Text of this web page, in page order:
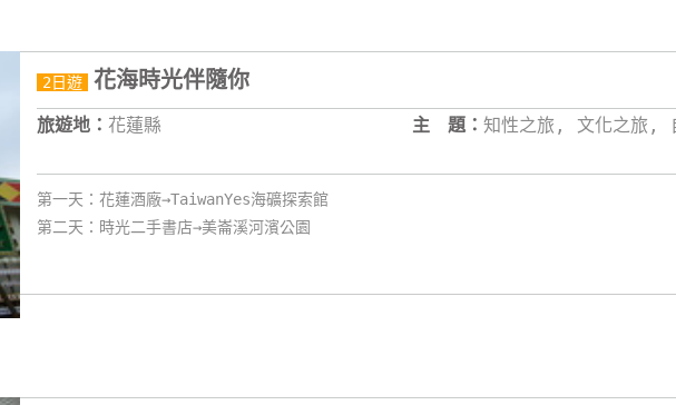
2日遊 花海時光伴隨你
旅遊地： 花蓮縣 主 題： 知性之旅, 文化之旅,
第一天：花蓮酒廠→TaiwanYes海礦探索館
第二天：時光二手書店→美崙溪河濱公園